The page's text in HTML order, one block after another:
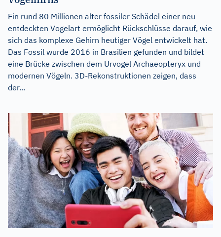
Ein rund 80 Millionen alter fossiler Schädel einer neu
entdeckten Vogelart ermöglicht Rückschlüsse darauf, wie
sich das komplexe Gehirn heutiger Vögel entwickelt hat.
Das Fossil wurde 2016 in Brasilien gefunden und bildet
eine Brücke zwischen dem Urvogel Archaeopteryx und
modernen Vögeln. 3D-Rekonstruktionen zeigen, dass
der...